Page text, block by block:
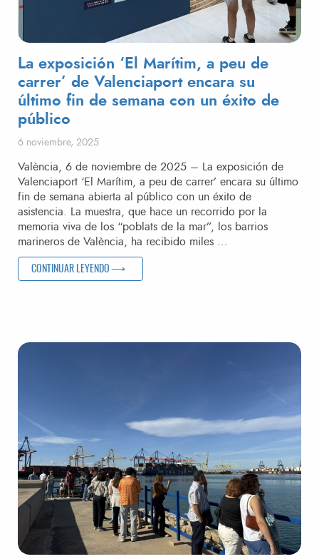
La exposición ‘El Marítim, a peu de
carrer’ de Valenciaport encara su
último fin de semana con un éxito de
público
Publicado el
6 noviembre, 2025
València, 6 de noviembre de 2025 – La exposición de
Valenciaport ‘El Marítim, a peu de carrer’ encara su último
fin de semana abierta al público con un éxito de
asistencia. La muestra, que hace un recorrido por la
memoria viva de los “poblats de la mar”, los barrios
marineros de València, ha recibido miles …
CONTINUAR LEYENDO «LA EXPOSICIÓN ‘EL MARÍTIM, A PEU DE CARRER’ DE